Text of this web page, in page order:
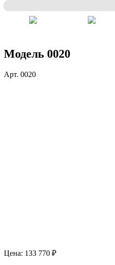
Модель 0020
Арт. 0020
Цена: 133 770 ₽